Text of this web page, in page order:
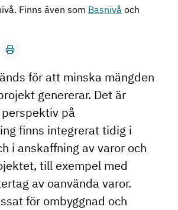
Finns även som Basnivå och
för att minska mängden
genererar. Det är
på
finns integrerat tidig i
i anskaffning av varor och
till exempel med
av oanvända varor.
för ombyggnad och